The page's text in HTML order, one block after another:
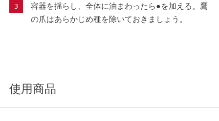
容器を揺らし、全体に油まわったら●を加える。鷹
の爪はあらかじめ種を除いておきましょう。
使用商品